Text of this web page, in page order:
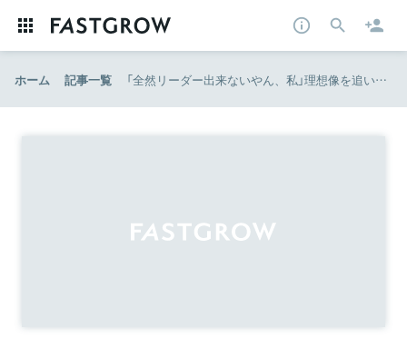
ホーム 記事一覧 「全然リーダー出来ないやん、私」理想像を追いかけるのをやめ、背伸びしないリーダーに。